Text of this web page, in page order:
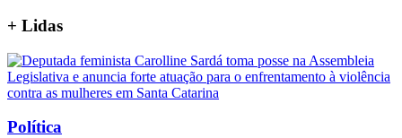
+ Lidas
Política